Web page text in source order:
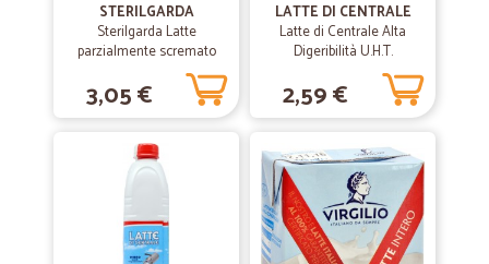
STERILGARDA
Sterilgarda Latte
parzialmente scremato
microfiltrato UHT a lunga
conservazione 3 x 250 ml
3,05 €
LATTE DI CENTRALE
Latte di Centrale Alta
Digeribilità U.H.T.
Parzialmente Scremato lt.1
2,59 €